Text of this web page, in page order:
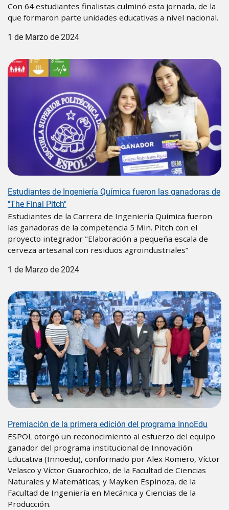
Con 64 estudiantes finalistas culminó esta jornada, de la
que formaron parte unidades educativas a nivel nacional.
1 de Marzo de 2024
Image
Estudiantes de Ingeniería Química fueron las ganadoras de
"The Final Pitch"
Estudiantes de la Carrera de Ingeniería Química fueron
las ganadoras de la competencia 5 Min. Pitch con el
proyecto integrador "Elaboración a pequeña escala de
cerveza artesanal con residuos agroindustriales”
1 de Marzo de 2024
Image
Premiación de la primera edición del programa InnoEdu
ESPOL otorgó un reconocimiento al esfuerzo del equipo
ganador del programa institucional de Innovación
Educativa (Innoedu), conformado por Alex Romero, Víctor
Velasco y Víctor Guarochico, de la Facultad de Ciencias
Naturales y Matemáticas; y Mayken Espinoza, de la
Facultad de Ingeniería en Mecánica y Ciencias de la
Producción.